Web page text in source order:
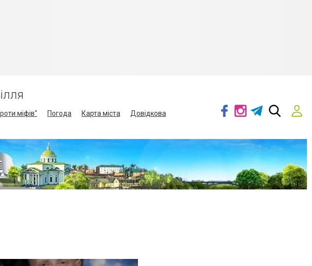
міфів" Погода Карта міста
Довідкова